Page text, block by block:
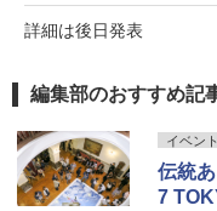
詳細は後日発表
編集部のおすすめ記
イベン
伝統
7